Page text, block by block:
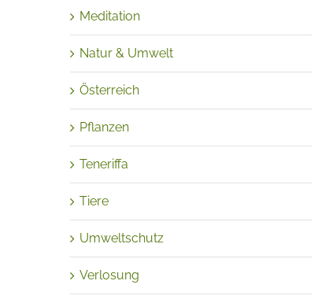
Meditation
Natur & Umwelt
Österreich
Pflanzen
Teneriffa
Tiere
Umweltschutz
Verlosung